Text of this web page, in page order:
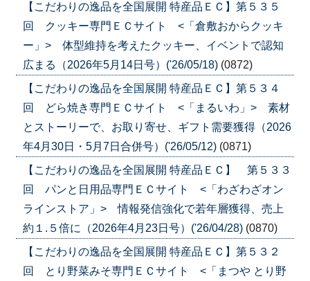
【こだわりの逸品を全国展開 特産品ＥＣ】第５３５
回 クッキー専門ＥＣサイト <「倉敷おからクッキ
ー」> 体型維持を考えたクッキー、イベントで認知
広まる（2026年5月14日号）('26/05/18) (0872)
【こだわりの逸品を全国展開 特産品ＥＣ】第５３４
回 どら焼き専門ＥＣサイト <「まるいわ」> 素材
とストーリーで、お取り寄せ、ギフト需要獲得（2026
年4月30日・5月7日合併号）('26/05/12) (0871)
【こだわりの逸品を全国展開 特産品ＥＣ】 第５３３
回 パンと日用品専門ＥＣサイト <「わざわざオン
ラインストア」> 情報発信強化で若年層獲得、売上
約１.５倍に（2026年4月23日号）('26/04/28) (0870)
【こだわりの逸品を全国展開 特産品ＥＣ】第５３２
回 とり野菜みそ専門ＥＣサイト <「まつや とり野